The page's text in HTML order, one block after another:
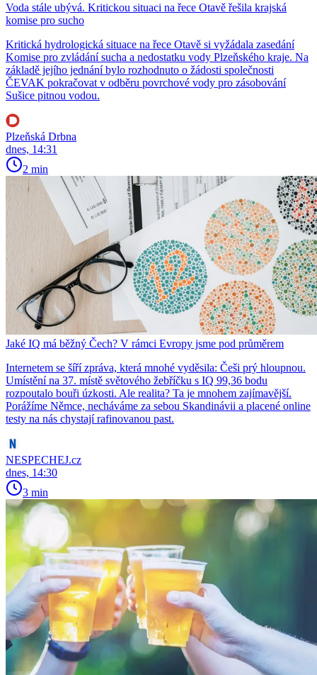
Voda stále ubývá. Kritickou situaci na řece Otavě řešila krajská
komise pro sucho
Kritická hydrologická situace na řece Otavě si vyžádala zasedání
Komise pro zvládání sucha a nedostatku vody Plzeňského kraje. Na
základě jejího jednání bylo rozhodnuto o žádosti společnosti
ČEVAK pokračovat v odběru povrchové vody pro zásobování
Sušice pitnou vodou.
Plzeňská Drbna
dnes, 14:31
2 min
Jaké IQ má běžný Čech? V rámci Evropy jsme pod průměrem
Internetem se šíří zpráva, která mnohé vyděsila: Češi prý hloupnou.
Umístění na 37. místě světového žebříčku s IQ 99,36 bodu
rozpoutalo bouři úzkosti. Ale realita? Ta je mnohem zajímavější.
Porážíme Němce, necháváme za sebou Skandinávii a placené online
testy na nás chystají rafinovanou past.
NESPECHEJ.cz
dnes, 14:30
3 min